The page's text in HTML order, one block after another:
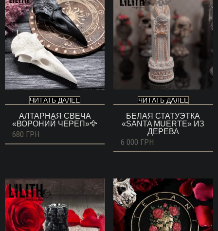
ЧИТАТЬ ДАЛЕЕ
АЛТАРНАЯ СВЕЧА
«ВОРОНИЙ ЧЕРЕП»🦅
680 ГРН
ЧИТАТЬ ДАЛЕЕ
БЕЛАЯ СТАТУЭТКА
«SANTA MUERTE» ИЗ
ДЕРЕВА
6 000 ГРН